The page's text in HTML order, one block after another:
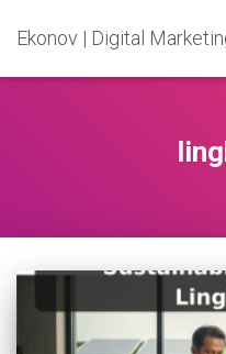
Ekonov | Digital